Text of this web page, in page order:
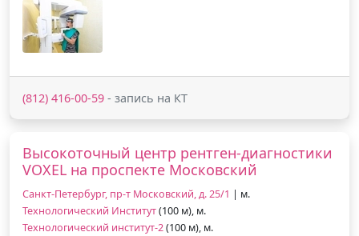
(812) 416-00-59 - запись на КТ
Высокоточный центр рентген-диагностики
VOXEL на проспекте Московский
Санкт-Петербург, пр-т Московский, д. 25/1 | м.
Технологический Институт(100 м), м.
Технологический институт-2(100 м), м.